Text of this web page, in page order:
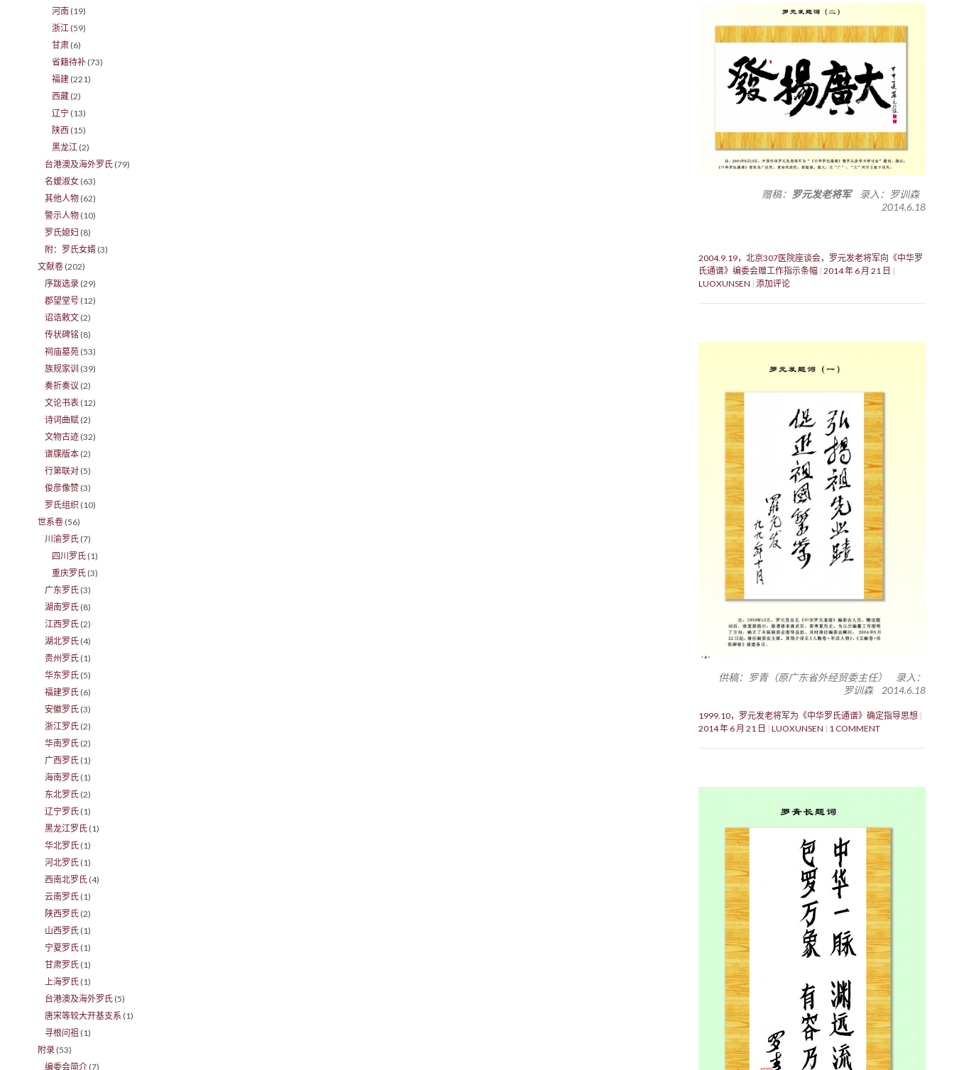
赠稿： 罗元发老将军录入：罗训森
2014.6.18
2004.9.19，北京307医院座谈会，罗元发老将军向《中华罗
氏通谱》编委会赠工作指示条幅 2014 年 6 月 21 日
LUOXUNSEN 添加评论
供稿：罗青（原广东省外经贸委主任） 录入：
罗训森 2014.6.18
1999.10，罗元发老将军为《中华罗氏通谱》确定指导思想
2014 年 6 月 21 日
LUOXUNSEN 1 COMMENT
河南 (19)
浙江 (59)
甘肃 (6)
省籍待补 (73)
福建 (221)
西藏 (2)
辽宁 (13)
陕西 (15)
黑龙江 (2)
台港澳及海外罗氏 (79)
名嫒淑女 (63)
其他人物 (62)
警示人物 (10)
罗氏媳妇 (8)
附：罗氏女婿 (3)
文献卷 (202)
序跋选录 (29)
郡望堂号 (12)
诏诰敕文 (2)
传状碑铭 (8)
祠庙墓苑 (53)
族规家训 (39)
奏折奏议 (2)
文论书表 (12)
诗词曲赋 (2)
文物古迹 (32)
谱牒版本 (2)
行第联对 (5)
俊彦像赞 (3)
罗氏组织 (10)
世系卷 (56)
川渝罗氏 (7)
四川罗氏 (1)
重庆罗氏 (3)
广东罗氏 (3)
湖南罗氏 (8)
江西罗氏 (2)
湖北罗氏 (4)
贵州罗氏 (1)
华东罗氏 (5)
福建罗氏 (6)
安徽罗氏 (3)
浙江罗氏 (2)
华南罗氏 (2)
广西罗氏 (1)
海南罗氏 (1)
东北罗氏 (2)
辽宁罗氏 (1)
黑龙江罗氏 (1)
华北罗氏 (1)
河北罗氏 (1)
西南北罗氏 (4)
云南罗氏 (1)
陕西罗氏 (2)
山西罗氏 (1)
宁夏罗氏 (1)
甘肃罗氏 (1)
上海罗氏 (1)
台港澳及海外罗氏 (5)
唐宋等较大开基支系 (1)
寻根问祖 (1)
附录 (53)
编委会简介 (7)